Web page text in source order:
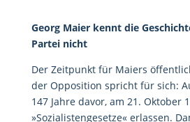
Georg Maier kennt die
Partei nicht
Der Zeitpunkt für Maiers
der Opposition spricht für sich:
147 Jahre davor, am 21. Oktober
»Sozialistengesetze« erlassen.